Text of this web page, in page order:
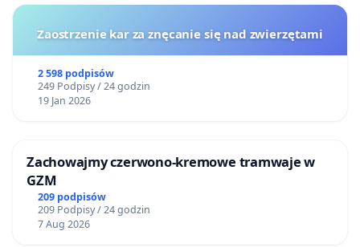
Zaostrzenie kar za znęcanie się nad zwierzętami
2 598 podpisów
249 Podpisy / 24 godzin
19 Jan 2026
Zachowajmy czerwono-kremowe tramwaje w
GZM
209 podpisów
209 Podpisy / 24 godzin
7 Aug 2026